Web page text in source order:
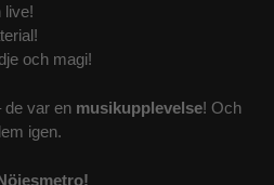
live!
och magi!
de var en musikupplevelse! Och
igen.